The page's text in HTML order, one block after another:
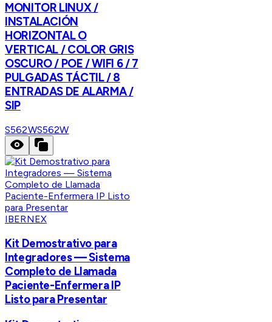
MONITOR LINUX /
INSTALACIÓN
HORIZONTAL O
VERTICAL / COLOR GRIS
OSCURO / POE / WIFI 6 / 7
PULGADAS TÁCTIL / 8
ENTRADAS DE ALARMA /
SIP
S562WS562W
IBERNEX
Kit Demostrativo para
Integradores — Sistema
Completo de Llamada
Paciente-Enfermera IP
Listo para Presentar